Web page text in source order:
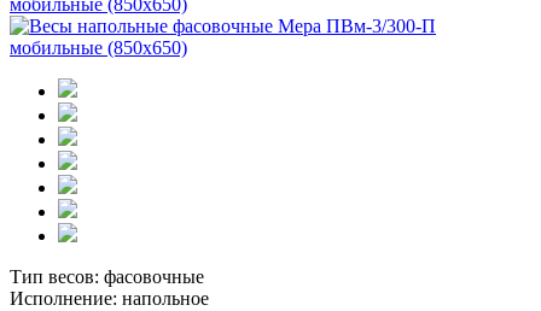
Тип весов: фасовочные
Исполнение: напольное